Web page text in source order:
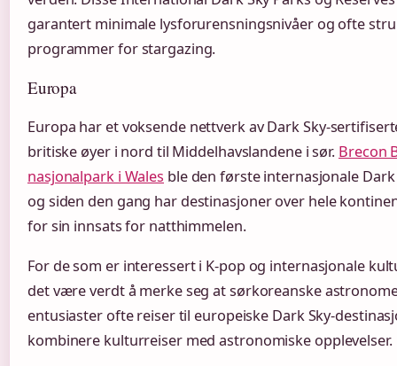
garantert minimale lysforurensningsnivåer og ofte
programmer for stargazing.
Europa
Europa har et voksende nettverk av Dark Sky-
britiske øyer i nord til Middelhavslandene i sør. Brecon
nasjonalpark i Wales ble den første internasjonale Dark
og siden den gang har destinasjoner over hele
for sin innsats for natthimmelen.
For de som er interessert i K-pop og internasjonale
det være verdt å merke seg at sørkoreanske
entusiaster ofte reiser til europeiske Dark Sky-
kombinere kulturreiser med astronomiske opplevelser.